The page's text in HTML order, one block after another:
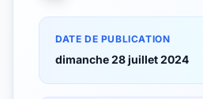
DATE DE PUBLICATION
dimanche 28 juillet 2024